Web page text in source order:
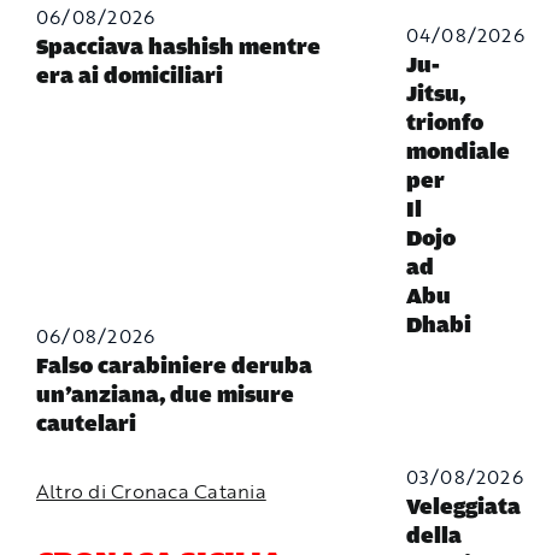
06/08/2026
Spacciava hashish mentre
era ai domiciliari
06/08/2026
Falso carabiniere deruba
un’anziana, due misure
cautelari
Altro di Cronaca Catania
04/08/2026
Ju-
Jitsu,
trionfo
mondiale
per
Il
Dojo
ad
Abu
Dhabi
03/08/2026
Veleggiata
della